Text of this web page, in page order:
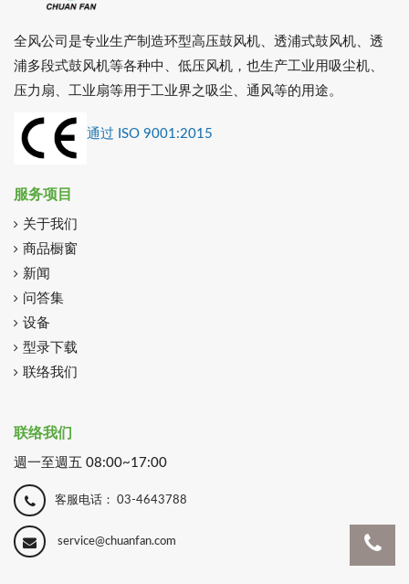
全风公司是专业生产制造环型高压鼓风机、透浦式鼓风机、透
浦多段式鼓风机等各种中、低压风机，也生产工业用吸尘机、
压力扇、工业扇等用于工业界之吸尘、通风等的用途。
通过 ISO 9001:2015
服务项目
关于我们
商品橱窗
新闻
问答集
设备
型录下载
联络我们
联络我们
週一至週五 08:00~17:00
客服电话： 03-4643788
service@chuanfan.com